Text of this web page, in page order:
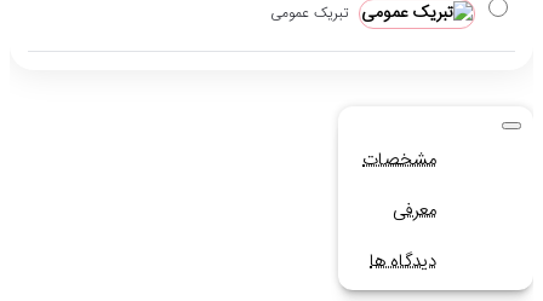
تبریک عمومی
مشخصات
معرفی
دیدگاه ها